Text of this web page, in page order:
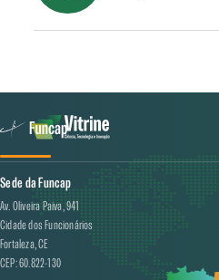
Sede da Funcap
Av. Oliveira Paiva, 941
Cidade dos Funcionários
Fortaleza, CE
CEP: 60.822-130